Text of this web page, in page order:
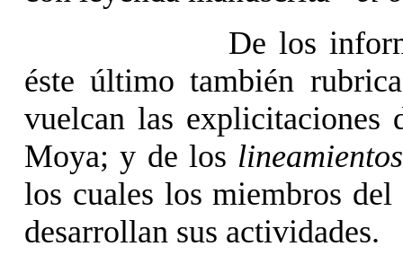
De los
éste último también
vuelcan las
Moya; y de los lineamientos
los cuales los miembros
desarrollan sus actividades.